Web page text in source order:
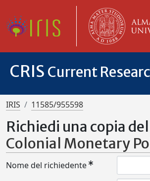
CRIS Current
IRIS 11585/955598
Richiedi una copia
Colonial Monetary
Nome del richiedente